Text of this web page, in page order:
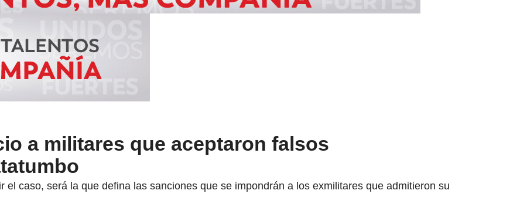
a militares que aceptaron falsos
el caso, será la que defina las sanciones que se impondrán a los exmilitares que admitieron su